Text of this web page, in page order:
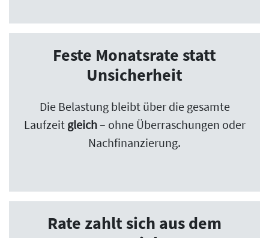
Feste Monatsrate statt
Unsicherheit
Die Belastung bleibt über die gesamte
Laufzeit gleich– ohne Überraschungen oder
Nachfinanzierung.
Rate zahlt sich aus dem